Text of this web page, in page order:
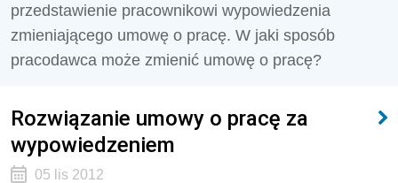
przedstawienie pracownikowi wypowiedzenia
zmieniającego umowę o pracę. W jaki sposób
pracodawca może zmienić umowę o pracę?
Rozwiązanie umowy o pracę za
wypowiedzeniem
05 lis 2012